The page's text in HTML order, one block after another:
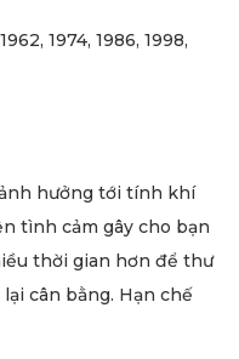
1974, 1986, 1998,
hưởng tới tính khí
tình cảm gây cho bạn
thời gian hơn để thư
cân bằng. Hạn chế